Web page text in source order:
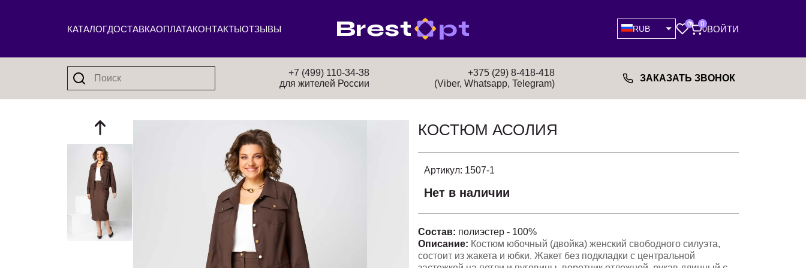
КАТАЛОГДОСТАВКАОПЛАТАКОНТАКТЫОТЗЫВЫ RUB
0 0
0ВОЙТИ
+7 (499) 110-34-38
для жителей России
+375 (29) 8-418-418
(Viber, Whatsapp, Telegram)
ЗАКАЗАТЬ ЗВОНОК
КОСТЮМ АСОЛИЯ
Артикул: 1507-1
Нет в наличии
Состав: полиэстер - 100%
Описание: Костюм юбочный (двойка) женский свободного силуэта,
состоит из жакета и юбки. Жакет без подкладки с центральной